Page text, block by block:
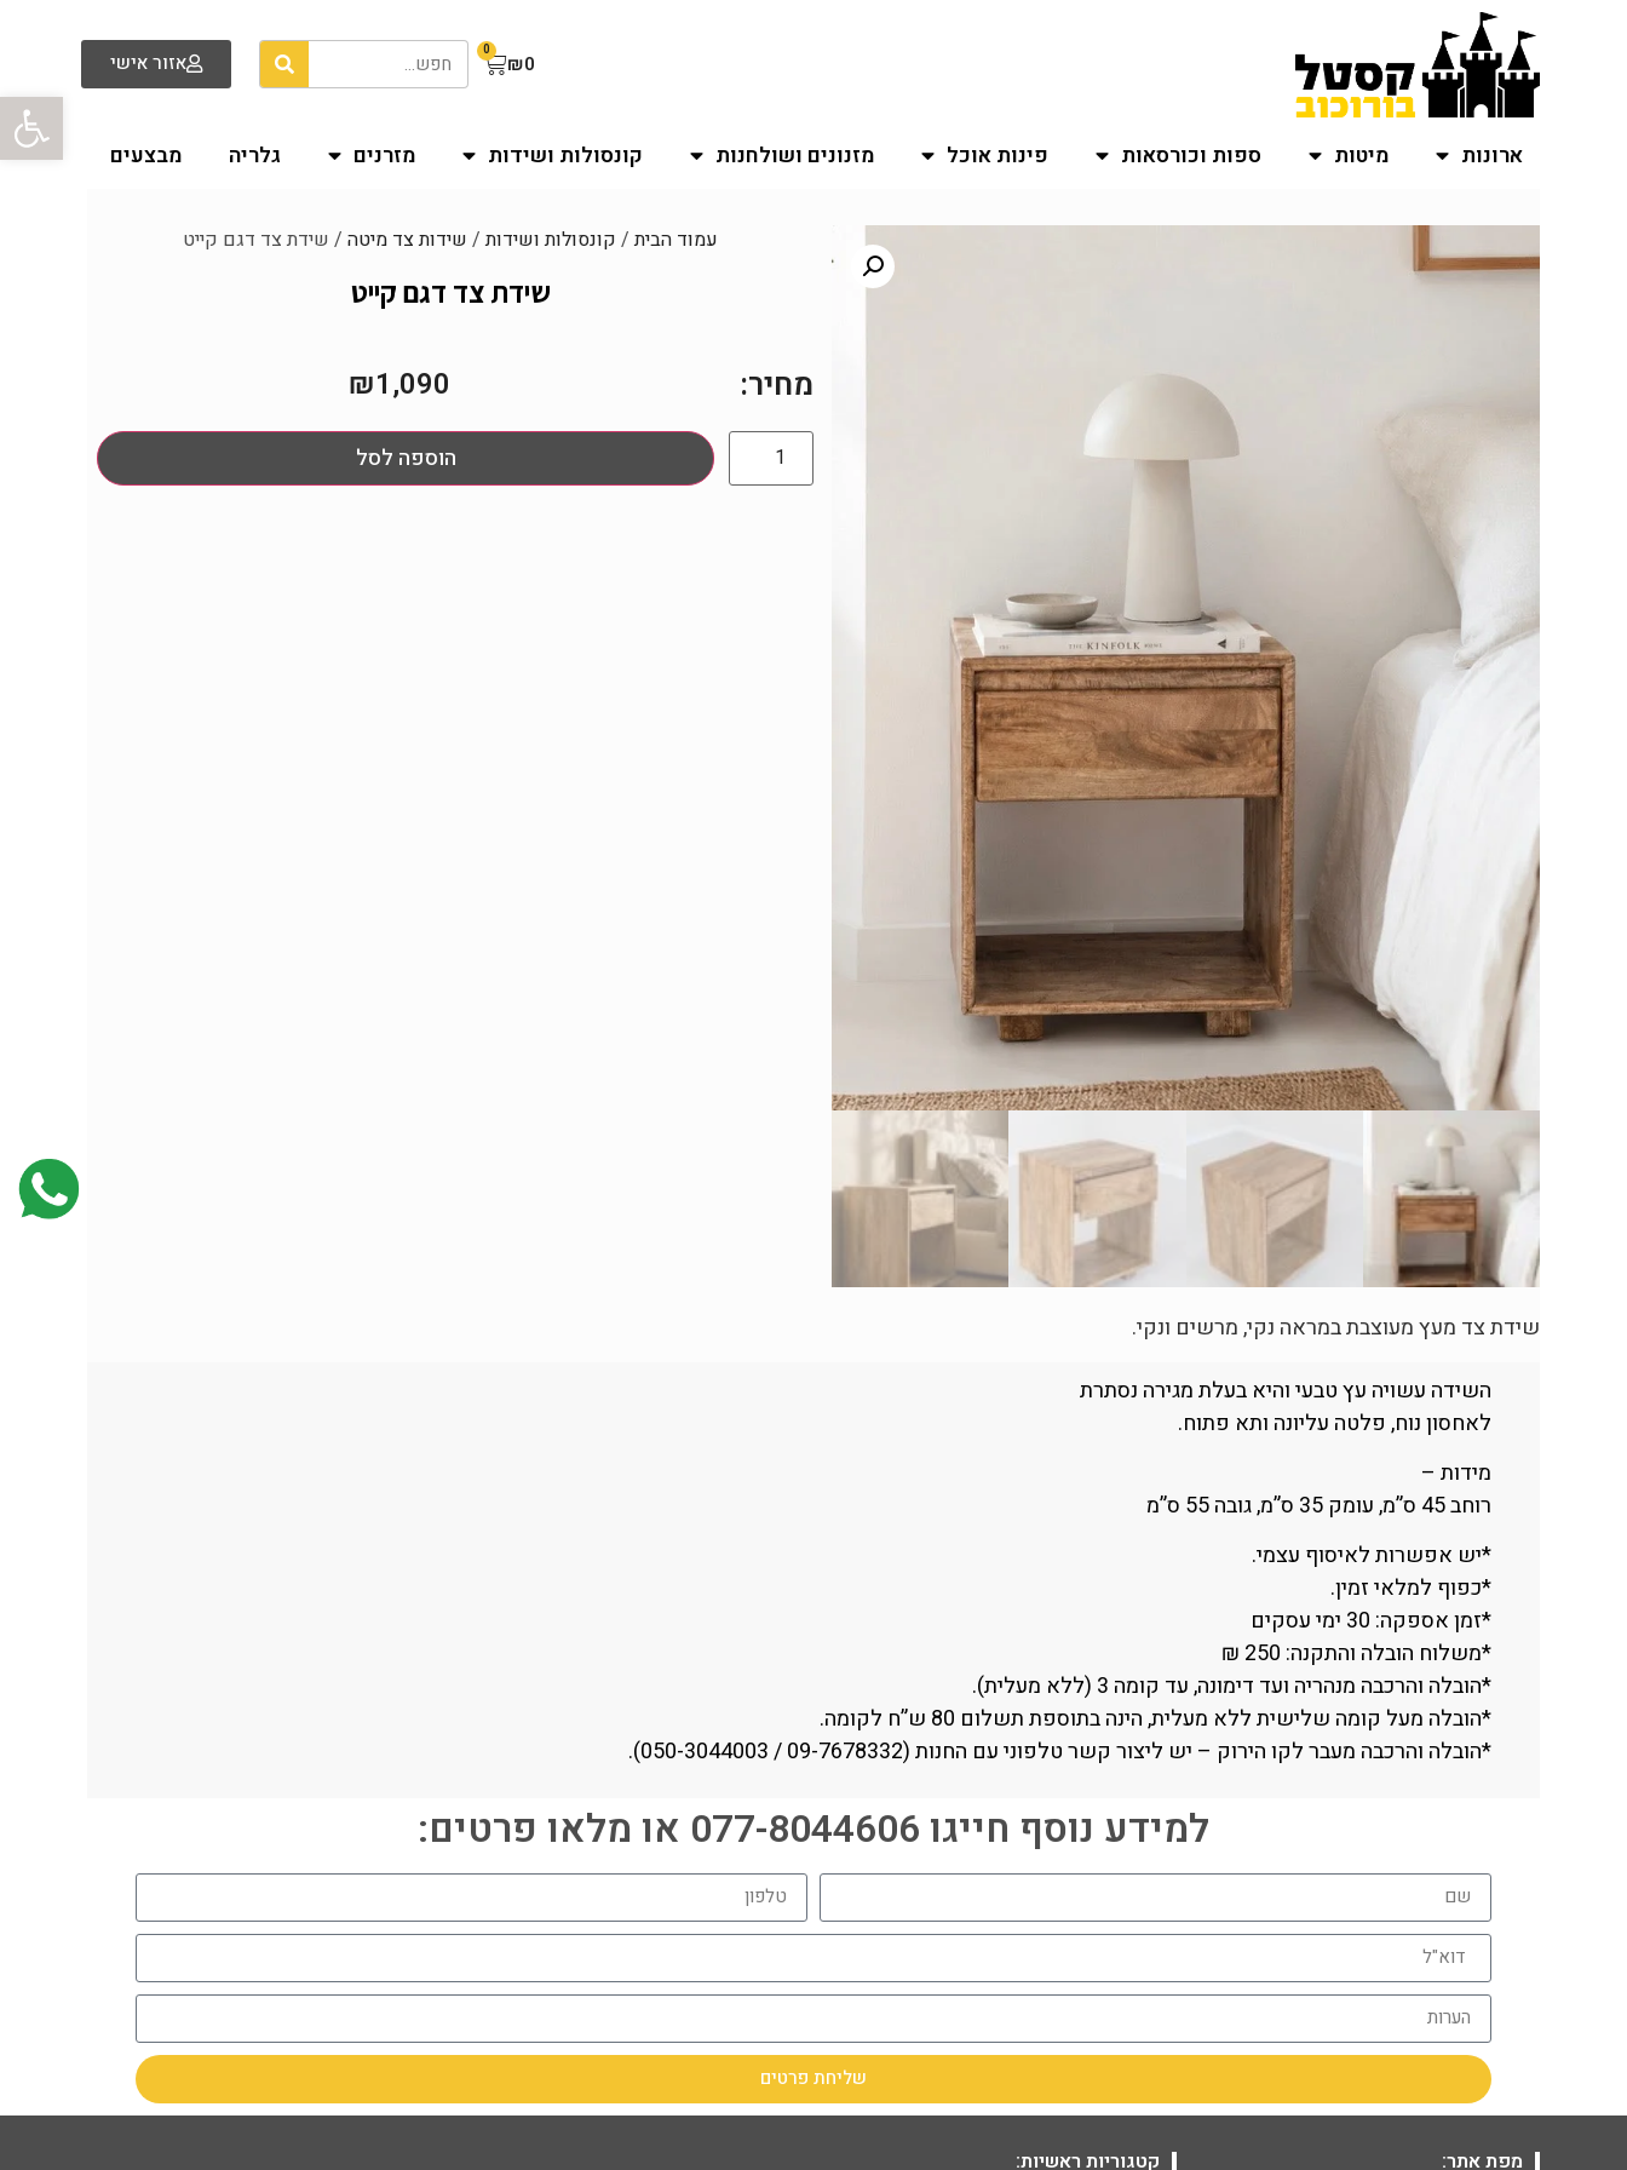
פתח
₪0
0
אזור אישי
ארונות מיטות ספות וכורסאות פינות אוכל מזנונים ושולחנות קונסולות ושידות מזרנים גלריה מבצעים
שידת צד מעץ מעוצבת במראה נקי, מרשים ונקי.
עמוד הבית/ קונסולות ושידות/ שידות צד מיטה / שידת צד דגם קייט
שידת צד דגם קייט
מחיר: ₪1,090
הוספה לסל
השידה עשויה עץ טבעי והיא בעלת מגירה נסתרת
לאחסון נוח, פלטה עליונה ותא פתוח.
מידות –
רוחב 45 ס”מ, עומק 35 ס”מ, גובה 55 ס”מ
*יש אפשרות לאיסוף עצמי.
*כפוף למלאי זמין.
*זמן אספקה: 30 ימי עסקים
*משלוח הובלה והתקנה: 250 ₪
*הובלה והרכבה מנהריה ועד דימונה, עד קומה 3 (ללא מעלית).
*הובלה מעל קומה שלישית ללא מעלית, הינה בתוספת תשלום 80 ש”ח לקומה.
*הובלה והרכבה מעבר לקו הירוק – יש ליצור קשר טלפוני עם החנות (09-7678332 / 050-3044003).
למידע נוסף חייגו 077-8044606 או מלאו פרטים:
שליחת פרטים
מפת אתר: קטגוריות ראשיות: